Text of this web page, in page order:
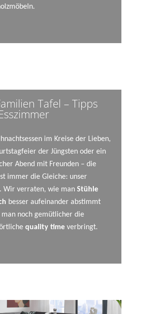
Tafel – Tipps
im Kreise der Lieben,
der Jüngsten oder ein
Abend mit Freunden – die
immer die Gleiche: unser
. Wir verraten, wie man Stühle
besser aufeinander abstimmt
man noch gemütlicher die
quality timeverbringt.